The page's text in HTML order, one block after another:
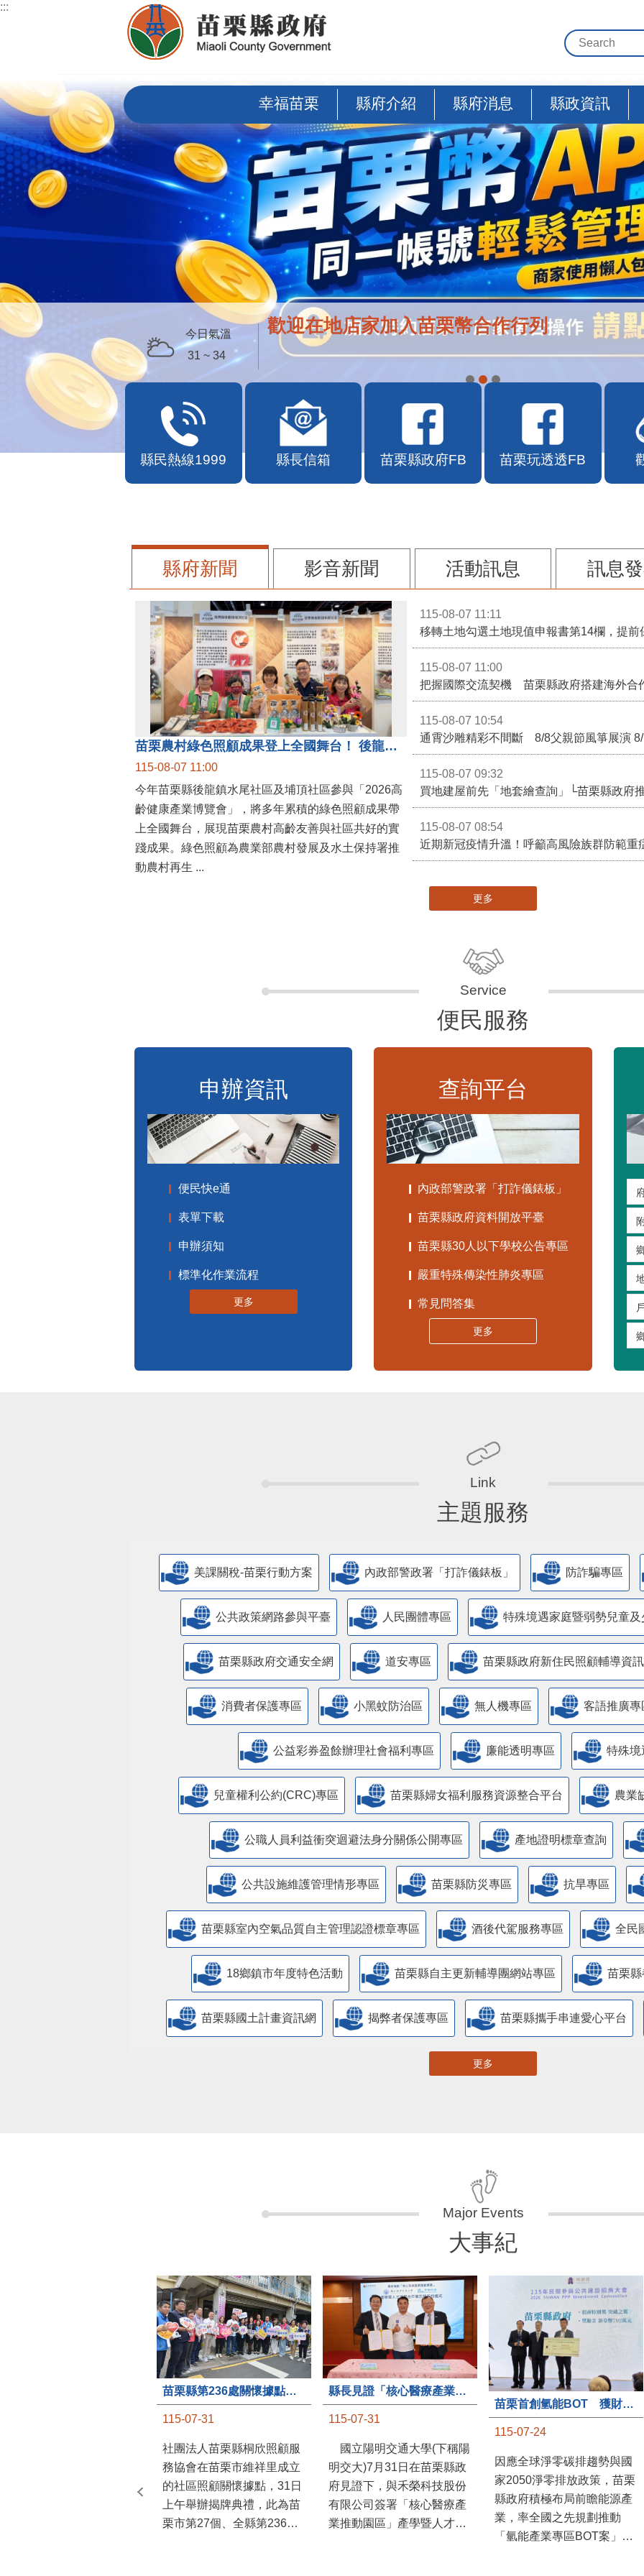
跳到主要內容區塊
:::
幸福苗栗 縣府介紹 縣府消息 縣政資訊
歡迎在地店家加入苗栗幣合作行列
今日氣溫
31 ~ 34
縣民熱線1999 縣長信箱 苗栗縣政府FB 苗栗玩透透FB
縣府新聞 影音新聞 活動訊息 訊息
苗栗農村綠色照顧成果登上全國舞台！ 後龍水尾、埔頂社區前進2026高齡健康產業博覽會
115-08-07 11:00
今年苗栗縣後龍鎮水尾社區及埔頂社區參與「2026高
齡健康產業博覽會」，將多年累積的綠色照顧成果帶
上全國舞台，展現苗栗農村高齡友善與社區共好的實
踐成果。綠色照顧為農業部農村發展及水土保持署推
動農村再生 ...
115-08-07 11:11
移轉土地勾選土地現值申報書第14欄，提前
115-08-07 11:00
115-08-07 10:54
通霄沙雕精彩不間斷 8/8父親節風箏展演
115-08-07 09:32
買地建屋前先「地套繪查詢」└苗栗縣政府
115-08-07 08:54
近期新冠疫情升溫！呼籲高風險族群防範重
更多
便民服務
申辦資訊
便民快e通
表單下載
申辦須知
標準化作業流程
更多
查詢平台
內政部警政署「打詐儀錶板」
苗栗縣政府資料開放平臺
苗栗縣30人以下學校公告專區
嚴重特殊傳染性肺炎專區
常見問答集
更多
主題服務
美課關稅-苗栗行動方案 內政部警政署「打詐儀錶板」 防詐騙專區
公共政策網路參與平臺 人民團體專區 特殊境遇家庭暨弱勢兒童
苗栗縣政府交通安全網 道安專區 苗栗縣政府新住民照顧輔導資
消費者保護專區 小黑蚊防治區 無人機專區 客語推廣專
公益彩券盈餘辦理社會福利專區 廉能透明專區 特殊境
兒童權利公約(CRC)專區 苗栗縣婦女福利服務資源整合平台 農業
公職人員利益衝突迴避法身分關係公開專區 產地證明標章查詢
​公共設施維護管理情形專區 苗栗縣防災專區 抗旱專區
苗栗縣室內空氣品質自主管理認證標章專區 酒後代駕服務專區 全民
18鄉鎮市年度特色活動 苗栗縣自主更新輔導團網站專區 苗栗
苗栗縣國土計畫資訊網 揭弊者保護專區 苗栗縣攜手串連愛心平台
更多
大事紀
苗栗縣第236處關懷據點在苗栗市維祥里揭牌
115-07-31
社團法人苗栗縣桐欣照顧服
務協會在苗栗市維祥里成立
的社區照顧關懷據點，31日
上午舉辦揭牌典禮，此為苗
栗市第27個、全縣第236處
縣長見證「核心醫療產業推動園區」產學合作簽約儀式
115-07-31
國立陽明交通大學(下稱陽
明交大)7月31日在苗栗縣政
府見證下，與禾榮科技股份
有限公司簽署「核心醫療產
業推動園區」產學暨人才培
苗栗首創氫能BOT 獲財政部「突破之翼」肯定
115-07-24
因應全球淨零碳排趨勢與國
家2050淨零排放政策，苗栗
縣政府積極布局前瞻能源產
業，率全國之先規劃推動
「氫能產業專區BOT案」，